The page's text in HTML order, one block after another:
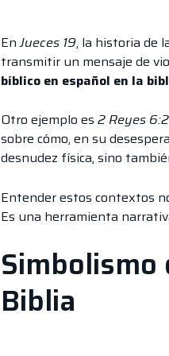
EnJueces 19, la historia de
transmitir un mensaje de
bíblico en español en la
Otro ejemplo es 2 Reyes
sobre cómo, en su
desnudez física, sino
Entender estos contextos
Es una herramienta
Simbolismo
Biblia